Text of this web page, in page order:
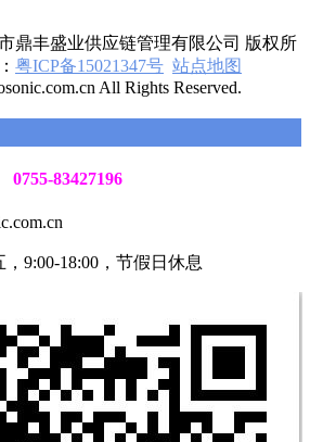
鼎丰盛业供应链管理有限公司 版权所
粤ICP备15021347号 站点地图
All Rights Reserved.
0755-83427196
9:00-18:00，节假日休息